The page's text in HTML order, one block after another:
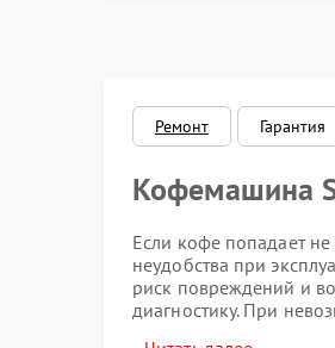
Ремонт Гарантия
Кофемашина
Если кофе попадает
неудобства при
риск повреждений и
диагностику. При